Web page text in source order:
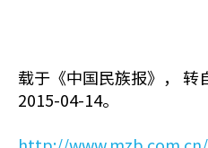
载于《中国民族报》， 转
2015-04-14。